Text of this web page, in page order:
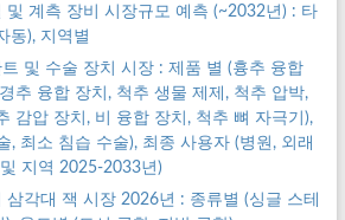
및 계측 장비 시장규모 예측 (~2032년) : 타
동), 지역별
및 수술 장치 시장 : 제품 별 (흉추 융합
추 융합 장치, 척추 생물 제제, 척추 압박,
감압 장치, 비 융합 장치, 척추 뼈 자극기),
, 최소 침습 수술), 최종 사용자 (병원, 외래
지역 2025-2033년)
삼각대 잭 시장 2026년 : 종류별 (싱글 스테